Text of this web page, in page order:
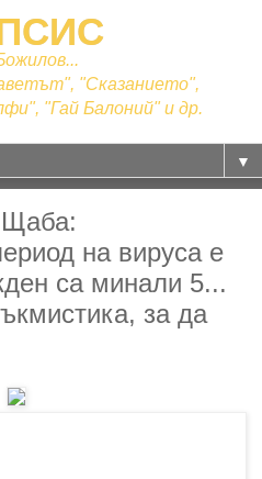
"Сказанието",
"Гай Балоний" и др.
▼
на вируса е
са минали 5...
за да